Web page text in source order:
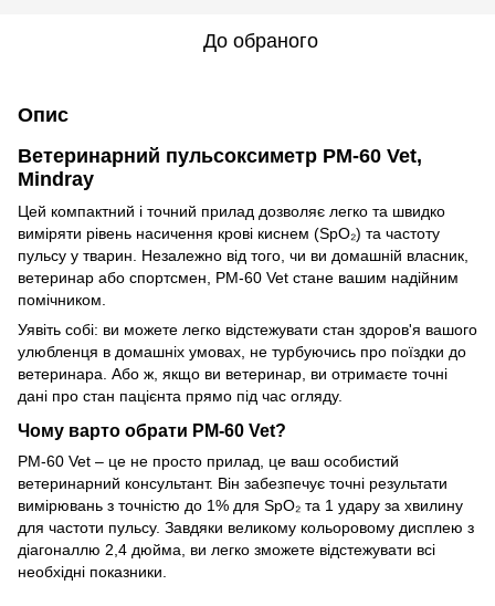
До обраного
Опис
Ветеринарний пульсоксиметр PM-60 Vet,
Mindray
Цей компактний і точний прилад дозволяє легко та швидко
виміряти рівень насичення крові киснем (SpO₂) та частоту
пульсу у тварин. Незалежно від того, чи ви домашній власник,
ветеринар або спортсмен, PM-60 Vet стане вашим надійним
помічником.
Уявіть собі: ви можете легко відстежувати стан здоров'я вашого
улюбленця в домашніх умовах, не турбуючись про поїздки до
ветеринара. Або ж, якщо ви ветеринар, ви отримаєте точні
дані про стан пацієнта прямо під час огляду.
Чому варто обрати PM-60 Vet?
PM-60 Vet – це не просто прилад, це ваш особистий
ветеринарний консультант. Він забезпечує точні результати
вимірювань з точністю до 1% для SpO₂ та 1 удару за хвилину
для частоти пульсу. Завдяки великому кольоровому дисплею з
діагоналлю 2,4 дюйма, ви легко зможете відстежувати всі
необхідні показники.